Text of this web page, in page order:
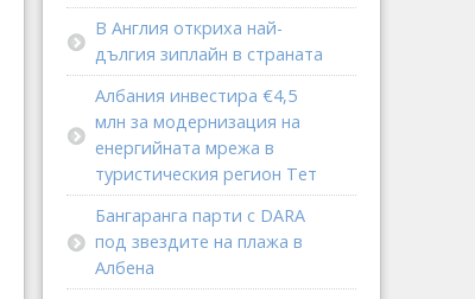
В Англия откриха най-
дългия зиплайн в страната
Албания инвестира €4,5
млн за модернизация на
енергийната мрежа в
туристическия регион Тет
Бангаранга парти с DARA
под звездите на плажа в
Албена